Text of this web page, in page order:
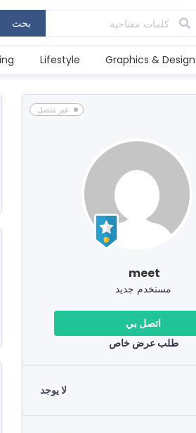
بحث
Graphics & Design
Lifestyle
غير متصل
meet
مستخدم جديد
اتصل بي
طلب عرض خاص
لا يوجد